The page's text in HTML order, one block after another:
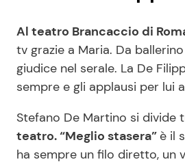
Al teatro Brancaccio di
tv grazie a Maria. Da
giudice nel serale. La De
sempre e gli applausi per lui
Stefano De Martino si divide
teatro. “Meglio stasera” è il
ha sempre un filo diretto, un